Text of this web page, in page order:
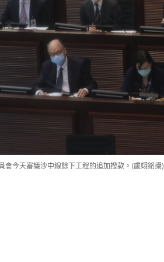
會今天審議沙中線餘下工程的追加撥款。(盧翊銘攝)